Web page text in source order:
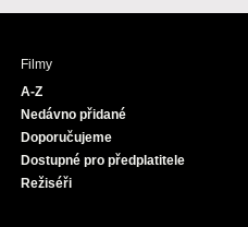
s
u
Filmy
A-Z
Nedávno přidané
Doporučujeme
Dostupné pro předplatitele
Režiséři